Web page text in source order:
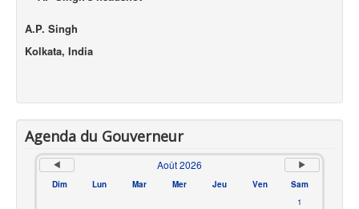
A.P. Singh
Kolkata, India
Agenda du Gouverneur
Août 2026
Dim Lun Mar Mer Jeu Ven
Sam
1